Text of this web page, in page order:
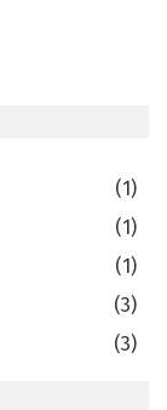
(1)
(1)
(1)
(3)
(3)